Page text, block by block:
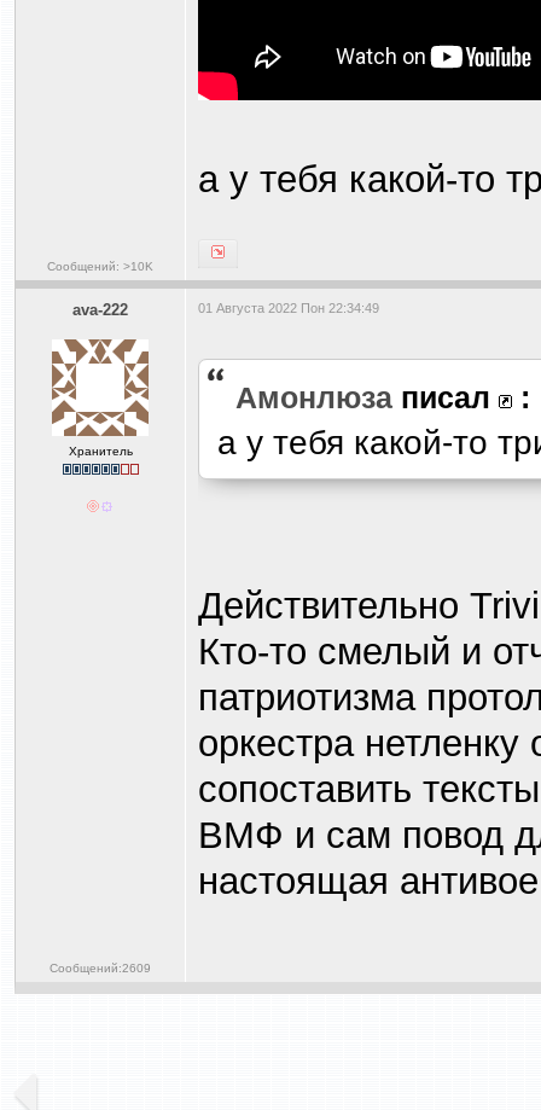
Сообщений: >10K
а у тебя какой-то
ava-222
Хранитель
Сообщений:2609
01 Августа 2022 Пон 22:34:49
Амонлюза писал :
а у тебя какой-то
Действительно
Кто-то смелый и
патриотизма
оркестра нетленку
сопоставить
ВМФ и сам повод
настоящая